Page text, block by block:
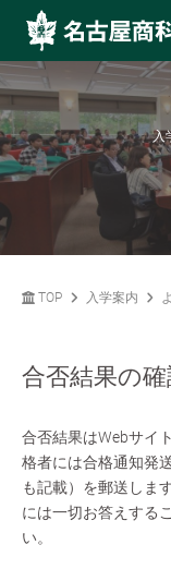
入
TOP 入学案内
合否結果の
合否結果はWebサイ
格者には合格通知発
も記載）を郵送しま
には一切お答えする
い。